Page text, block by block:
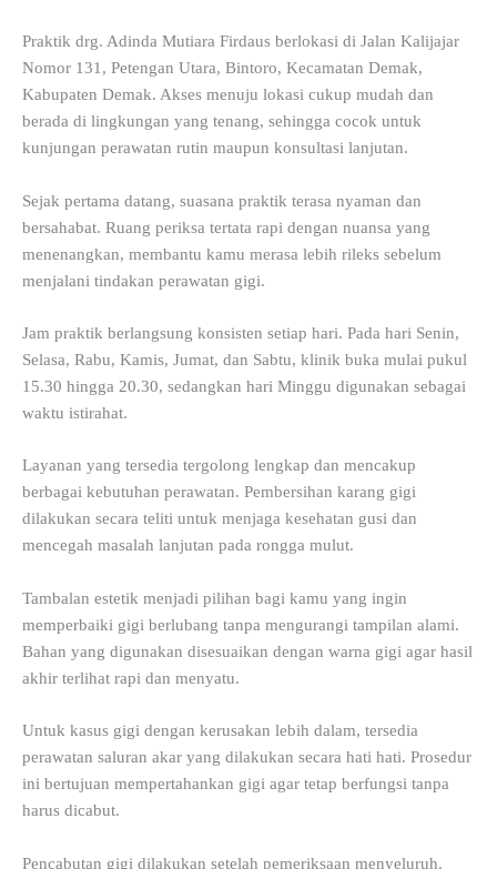
Praktik drg. Adinda Mutiara Firdaus berlokasi di Jalan Kalijajar
Nomor 131, Petengan Utara, Bintoro, Kecamatan Demak,
Kabupaten Demak. Akses menuju lokasi cukup mudah dan
berada di lingkungan yang tenang, sehingga cocok untuk
kunjungan perawatan rutin maupun konsultasi lanjutan.
Sejak pertama datang, suasana praktik terasa nyaman dan
bersahabat. Ruang periksa tertata rapi dengan nuansa yang
menenangkan, membantu kamu merasa lebih rileks sebelum
menjalani tindakan perawatan gigi.
Jam praktik berlangsung konsisten setiap hari. Pada hari Senin,
Selasa, Rabu, Kamis, Jumat, dan Sabtu, klinik buka mulai pukul
15.30 hingga 20.30, sedangkan hari Minggu digunakan sebagai
waktu istirahat.
Layanan yang tersedia tergolong lengkap dan mencakup
berbagai kebutuhan perawatan. Pembersihan karang gigi
dilakukan secara teliti untuk menjaga kesehatan gusi dan
mencegah masalah lanjutan pada rongga mulut.
Tambalan estetik menjadi pilihan bagi kamu yang ingin
memperbaiki gigi berlubang tanpa mengurangi tampilan alami.
Bahan yang digunakan disesuaikan dengan warna gigi agar hasil
akhir terlihat rapi dan menyatu.
Untuk kasus gigi dengan kerusakan lebih dalam, tersedia
perawatan saluran akar yang dilakukan secara hati hati. Prosedur
ini bertujuan mempertahankan gigi agar tetap berfungsi tanpa
harus dicabut.
Pencabutan gigi dilakukan setelah pemeriksaan menyeluruh.